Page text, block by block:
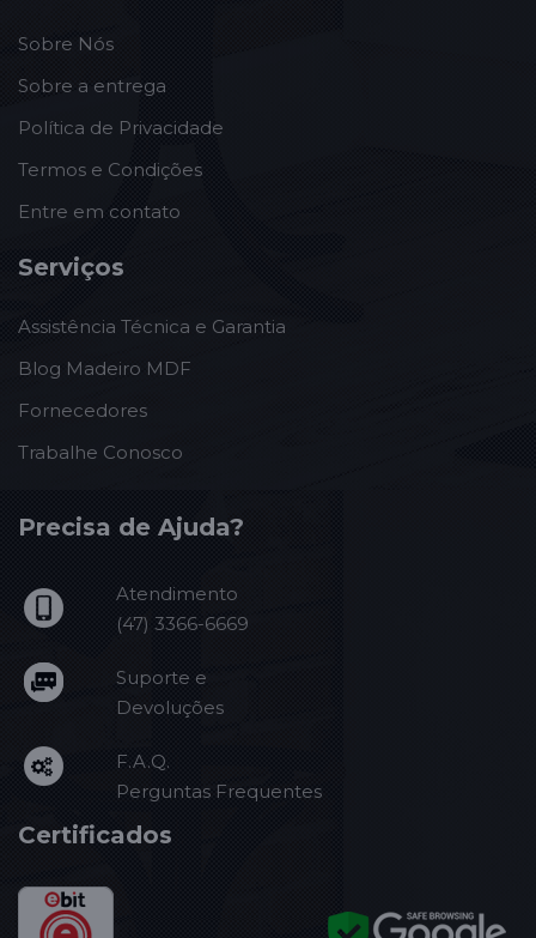
Sobre Nós
Sobre a entrega
Política de Privacidade
Termos e Condições
Entre em contato
Serviços
Assistência Técnica e Garantia
Blog Madeiro MDF
Fornecedores
Trabalhe Conosco
Precisa de Ajuda?
Atendimento
(47) 3366-6669
Suporte e
Devoluções
F.A.Q.
Perguntas Frequentes
Certificados